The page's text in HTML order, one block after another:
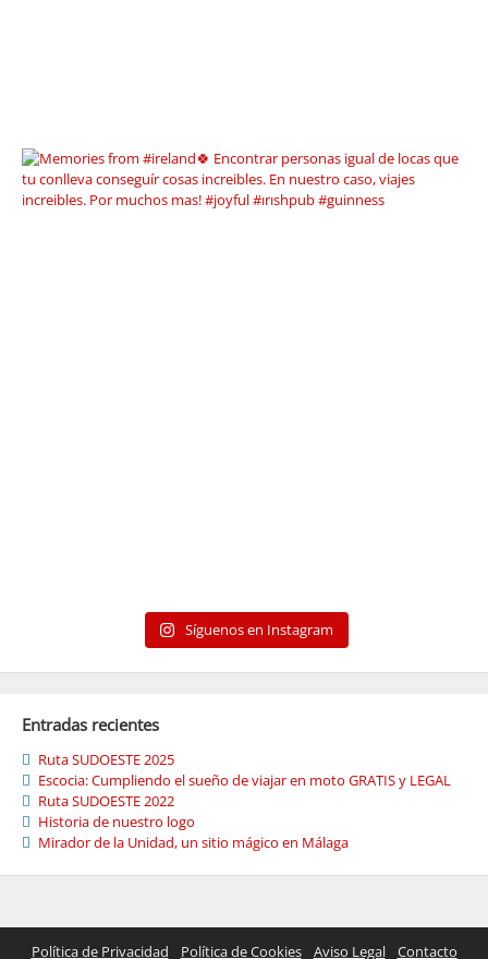
Síguenos en Instagram
Entradas recientes
Ruta SUDOESTE 2025
Escocia: Cumpliendo el sueño de viajar en moto GRATIS y LEGAL
Ruta SUDOESTE 2022
Historia de nuestro logo
Mirador de la Unidad, un sitio mágico en Málaga
Política de Privacidad Política de Cookies Aviso Legal Contacto